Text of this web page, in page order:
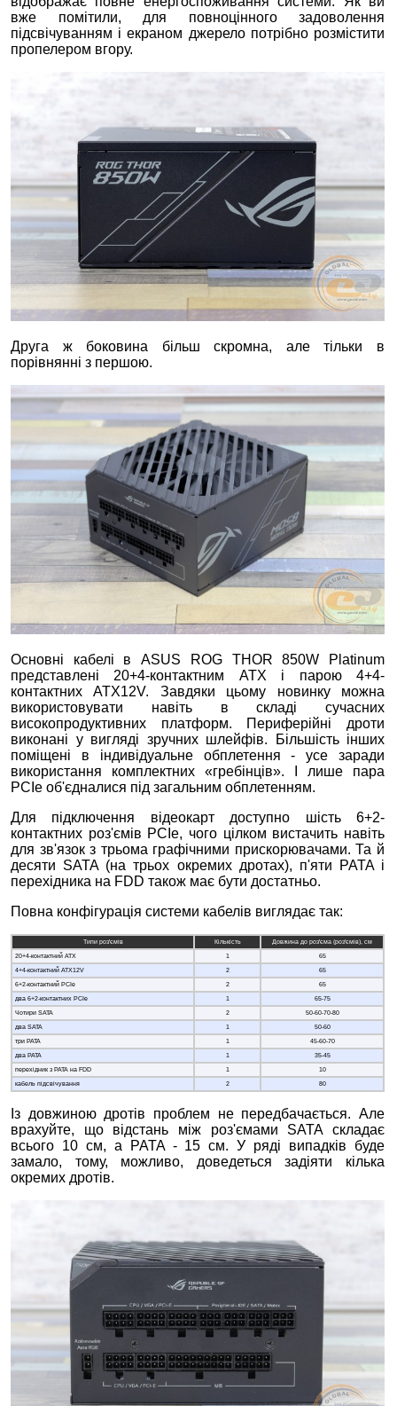
вже помітили, для повноцінного задоволення
підсвічуванням і екраном джерело потрібно розмістити
пропелером вгору.
Друга ж боковина більш скромна, але тільки в
порівнянні з першою.
Основні кабелі в ASUS ROG THOR 850W Platinum
представлені 20+4-контактним ATX і парою 4+4-
контактних ATX12V. Завдяки цьому новинку можна
використовувати навіть в складі сучасних
високопродуктивних платформ. Периферійні дроти
виконані у вигляді зручних шлейфів. Більшість інших
поміщені в індивідуальне обплетення - усе заради
використання комплектних «гребінців». І лише пара
PCIe об'єдналися під загальним обплетенням.
Для підключення відеокарт доступно шість 6+2-
контактних роз'ємів PCIe, чого цілком вистачить навіть
для зв'язок з трьома графічними прискорювачами. Та й
десяти SATA (на трьох окремих дротах), п'яти PATA і
перехідника на FDD також має бути достатньо.
Повна конфігурація системи кабелів виглядає так:
Типи роз'ємів Кількість
Довжина до роз'єма (роз'ємів), см
20+4-контактний ATX
1
65
4+4-контактний ATX12V
2
65
6+2-контактний PCIe
2
65
два 6+2-контактних PCIe
1
65-75
Чотири SATA
2
50-60-70-80
два SATA
1
50-60
три PATA
1
45-60-70
два PATA
1
35-45
перехідник з PATA на FDD
1
10
кабель підсвічування
2 80
Із довжиною дротів проблем не передбачається. Але
врахуйте, що відстань між роз'ємами SATA складає
всього 10 см, а PATA - 15 см. У ряді випадків буде
замало, тому, можливо, доведеться задіяти кілька
окремих дротів.